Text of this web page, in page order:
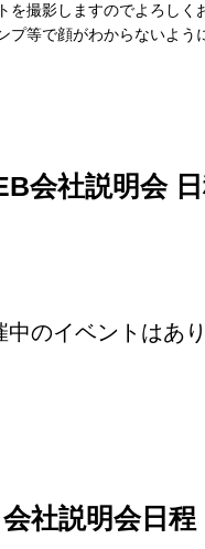
撮影しますのでよろしく
等で顔がわからないよう
会社説明会
中のイベントはあ
会社説明会日程